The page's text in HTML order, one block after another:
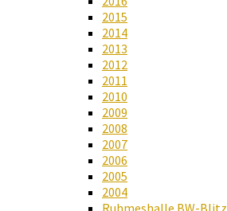
2015
2014
2013
2012
2011
2010
2009
2008
2007
2006
2005
2004
Ruhmeshalle BW-Blitz